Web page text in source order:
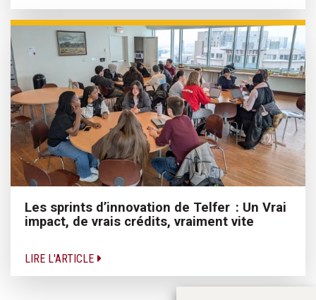
Les sprints d’innovation de Telfer : Un Vrai
impact, de vrais crédits, vraiment vite
LIRE L'ARTICLE